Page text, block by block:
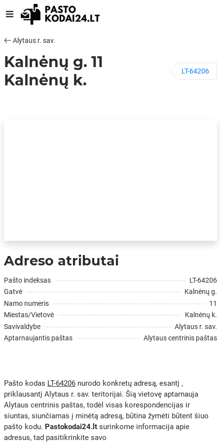
Alytaus r. sav.
Kalnėnų g. 11
Kalnėnų k.
LT-64206
Adreso atributai
Pašto indeksas
LT-64206
Gatvė
Kalnėnų g.
Namo numeris
11
Miestas/Vietovė
Kalnėnų k.
Savivaldybe
Alytaus r. sav.
Aptarnaujantis paštas
Alytaus centrinis paštas
Pašto kodas LT-64206 nurodo konkretų adresą, esantį ,
priklausantį Alytaus r. sav. teritorijai. Šią vietovę aptarnauja
Alytaus centrinis paštas, todėl visas korespondencijas ir
siuntas, siunčiamas į minėtą adresą, būtina žymėti būtent šiuo
pašto kodu. Pastokodai24.lt surinkome informacija apie
adresus, tad pasitikrinkite savo